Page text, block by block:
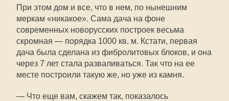
При этом дом и все, что в нем, по нынешним
меркам «никакое». Сама дача на фоне
современных новорусских построек весьма
скромная — порядка 1000 кв. м. Кстати, первая
дача была сделана из фибролитовых блоков, и она
через 7 лет стала разваливаться. Так что на ее
месте построили такую же, но уже из камня.
— Что еще вам, скажем так, показалось